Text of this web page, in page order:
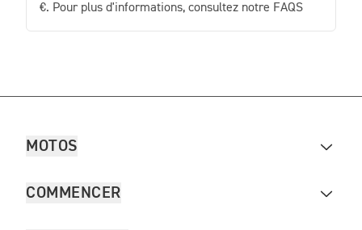
€. Pour plus d'informations, consultez notre FAQS
MOTOS
COMMENCER